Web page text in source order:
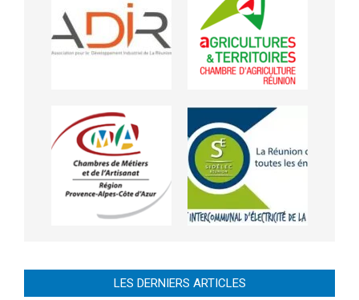
LES DERNIERS ARTICLES